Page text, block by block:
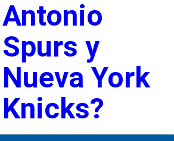
Antonio
Spurs y
Nueva York
Knicks?